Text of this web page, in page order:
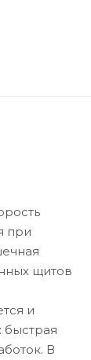
при
щитов
и
быстрая
В